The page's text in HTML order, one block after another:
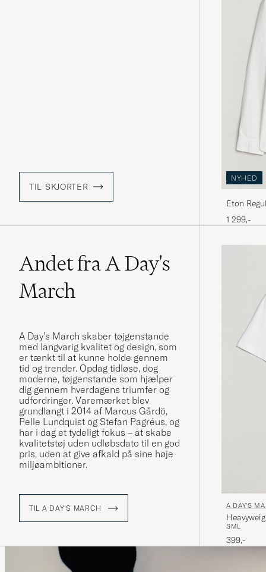
TIL SKJORTER
NYHED
Eton
1 299,-
Andet fra A Day's
March
A Day’s March skaber tøjgenstande
med langvarig kvalitet og design, som
er tænkt til at kunne holde gennem
tid og trender. Opdag tidløse, dog
moderne, tøjgenstande som hjælper
dig gennem hverdagens triumfer og
udfordringer. Varemærket blev
grundlangt i 2014 af Marcus Gårdö,
Pelle Lundquist og Stefan Pagréus, og
har i dag et tydeligt fokus – at skabe
kvalitetstøj uden udløbsdato til en god
pris, uden at give afkald på sine høje
miljøambitioner.
TIL A DAY'S MARCH A DAY'S
SML
399,-